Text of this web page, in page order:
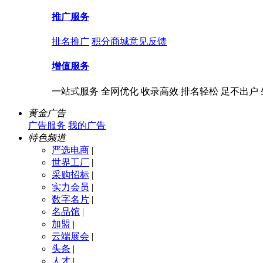
推广服务
排名推广 积分商城意见反馈
增值服务
一站式服务 全网优化 收录高效 排名轻松 足不出户
黄金广告
广告服务 我的广告
特色频道
严选电商 |
世界工厂 |
采购招标 |
实力会员 |
数字名片 |
名品馆 |
加盟 |
云端展会 |
头条 |
人才 |